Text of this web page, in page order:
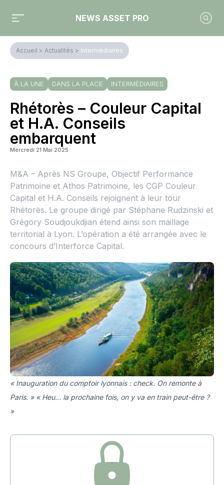
NEWS ASSET PRO
Accueil > Actualités > Intermédiaires
À LA UNE DANS LA PLACE INTERMÉDIAIRES
Rhétorès – Couleur Capital
et H.A. Conseils
embarquent
Mercredi 21 Mai 2025
M&A – Après NS Groupe, Objectif Performance
Patrimoine et Athos Patrimoine, les CGP Couleur
Capital et H.A. Conseils rejoignent à leur tour
Rhétorès. Le groupe dirigé par Stéphane Rudzinski et
Grégory Soudjoukdjian étend ainsi son maillage
territorial à Lyon. L’opération a été arrangée avec le
concours d’Interforce Capital.
« Inauguration du comptoir lyonnais : check. On remonte à
Paris. » « Heu… la prochaine fois, on y va en train peut-être ?
»